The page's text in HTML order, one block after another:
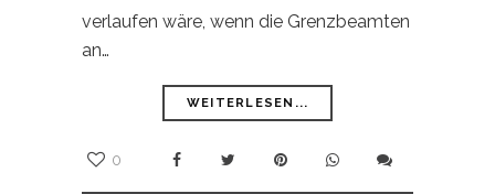
verlaufen wäre, wenn die Grenzbeamten
an…
WEITERLESEN...
0